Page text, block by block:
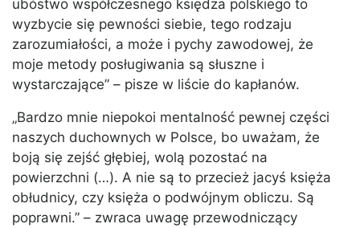
ubóstwo współczesnego księdza polskiego to
wyzbycie się pewności siebie, tego rodzaju
zarozumiałości, a może i pychy zawodowej, że
moje metody posługiwania są słuszne i
wystarczające” – pisze w liście do kapłanów.
„Bardzo mnie niepokoi mentalność pewnej części
naszych duchownych w Polsce, bo uważam, że
boją się zejść głębiej, wolą pozostać na
powierzchni (…). A nie są to przecież jacyś księża
obłudnicy, czy księża o podwójnym obliczu. Są
poprawni.” – zwraca uwagę przewodniczący